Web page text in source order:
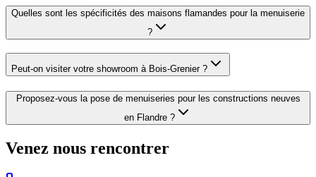
Quelles sont les spécificités des maisons flamandes pour la menuiserie
?
Peut-on visiter votre showroom à Bois-Grenier ?
Proposez-vous la pose de menuiseries pour les constructions neuves
en Flandre ?
Venez nous rencontrer